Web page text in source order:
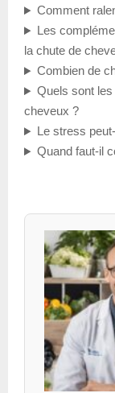
Comment
Les
la chute de
Combien de
Quels sont
cheveux ?
Le stress
Quand faut-il